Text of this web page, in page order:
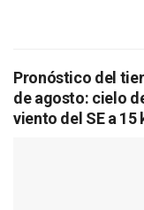
Pronóstico del
de agosto: cielo
viento del SE a 15